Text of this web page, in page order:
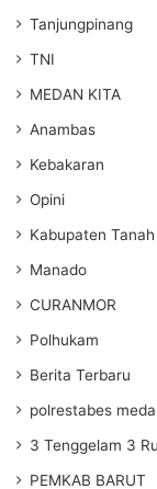
Tanjungpinang
TNI
MEDAN KITA
Anambas
Kebakaran
Opini
Kabupaten
Manado
CURANMOR
Polhukam
Berita Terbaru
polrestabes
3 Tenggelam 3
PEMKAB BARUT